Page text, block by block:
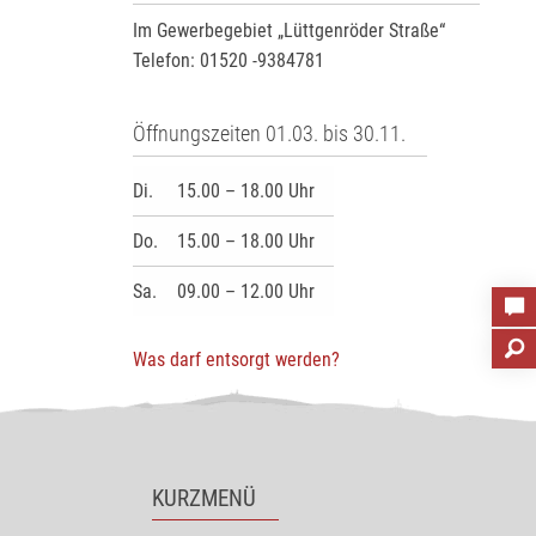
Im Gewerbegebiet „Lüttgenröder Straße“
Telefon: 01520 -9384781
Öffnungszeiten 01.03. bis 30.11.
Di. 15.00 – 18.00 Uhr
Do. 15.00 – 18.00 Uhr
Sa. 09.00 – 12.00 Uhr
Was darf entsorgt werden?
KURZMENÜ